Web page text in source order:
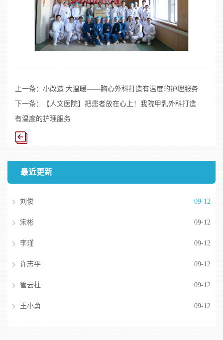
上一条： 小改造 大温暖——胸心外科打造有温度的护理服务
下一条：
【人文医院】把患者放在心上！我院甲乳外科打造
有温度的护理服务
最近更新
刘俊 09-12
宋彬 09-12
李瑾 09-12
许志平 09-12
管云柱 09-12
王小勇 09-12